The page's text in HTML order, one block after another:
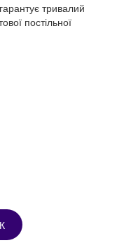
тривалий
постільної